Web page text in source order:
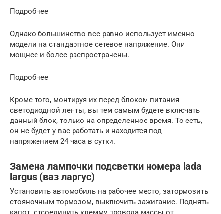
Подробнее
Однако большинство все равно использует именно
модели на стандартное сетевое напряжение. Они
мощнее и более распространены.
Подробнее
Кроме того, монтируя их перед блоком питания
светодиодной ленты, вы тем самым будете включать
данный блок, только на определенное время. То есть,
он не будет у вас работать и находится под
напряжением 24 часа в сутки.
Замена лампочки подсветки номера lada
largus (ваз ларгус)
Установить автомобиль на рабочее место, затормозить
стояночным тормозом, выключить зажигание. Поднять
капот, отсоединить клемму провода массы от